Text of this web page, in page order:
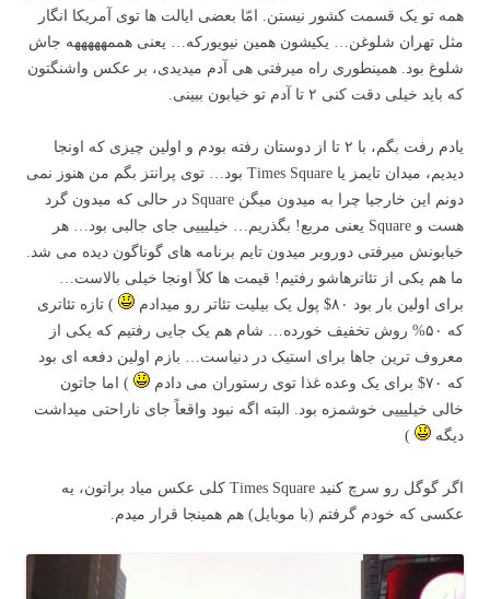
همه تو یک قسمت کشور نیستن. امّا بعضی ایالت ها توی آمریکا انگار
مثل تهران شلوغن… یکیشون همین نیویورکه… یعنی هممهههههه جاش
شلوغ بود. همینطوری راه میرفتی هی آدم میدیدی، بر عکس واشنگتون
که باید خیلی دقت کنی ۲ تا آدم تو خیابون ببینی.
یادم رفت بگم، با ۲ تا از دوستان رفته بودم و اولین چیزی که اونجا
دیدیم، میدان تایمز یا Times Square بود… توی پرانتز بگم من هنوز نمی
دونم این خارجیا چرا به میدون میگن Square در حالی که میدون گرد
هست و Square یعنی مربع! بگذریم… خیلیییی جای جالبی بود… هر
خیابونش میرفتی دوروبر میدون تایم برنامه های گوناگون دیده می شد.
ما هم یکی از تئاترهاشو رفتیم! قیمت ها کلاً اونجا خیلی بالاست…
برای اولین بار بود ۸۰$ پول یک بیلیت تئاتر رو میدادم
) تازه تئاتری
که ۵۰% روش تخفیف خورده… شام هم یک جایی رفتیم که یکی از
معروف ترین جاها برای استیک در دنیاست… بازم اولین دفعه ای بود
که ۷۰$ برای یک وعده غذا توی رستوران می دادم
) اما جاتون
خالی خیلیییی خوشمزه بود. البته اگه نبود واقعاً جای ناراحتی میداشت
دیگه
)
اگر گوگل رو سرچ کنید Times Square کلی عکس میاد براتون، یه
عکسی که خودم گرفتم (با موبایل) هم همینجا قرار میدم.